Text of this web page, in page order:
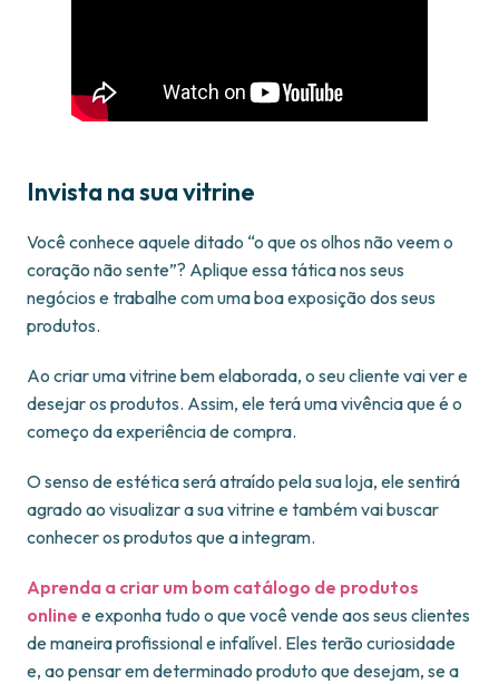
Invista na sua vitrine
Você conhece aquele ditado “o que os olhos não veem o
coração não sente”? Aplique essa tática nos seus
negócios e trabalhe com uma boa exposição dos seus
produtos.
Ao criar uma vitrine bem elaborada, o seu cliente vai ver e
desejar os produtos. Assim, ele terá uma vivência que é o
começo da experiência de compra.
O senso de estética será atraído pela sua loja, ele sentirá
agrado ao visualizar a sua vitrine e também vai buscar
conhecer os produtos que a integram.
Aprenda a criar um bom catálogo de produtos
online e exponha tudo o que você vende aos seus clientes
de maneira profissional e infalível. Eles terão curiosidade
e, ao pensar em determinado produto que desejam, se a